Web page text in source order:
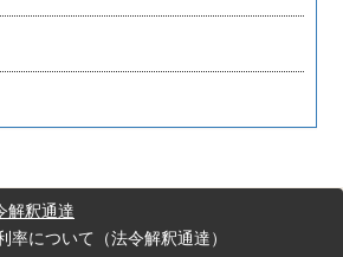
解釈通達
率について（法令解釈通達）